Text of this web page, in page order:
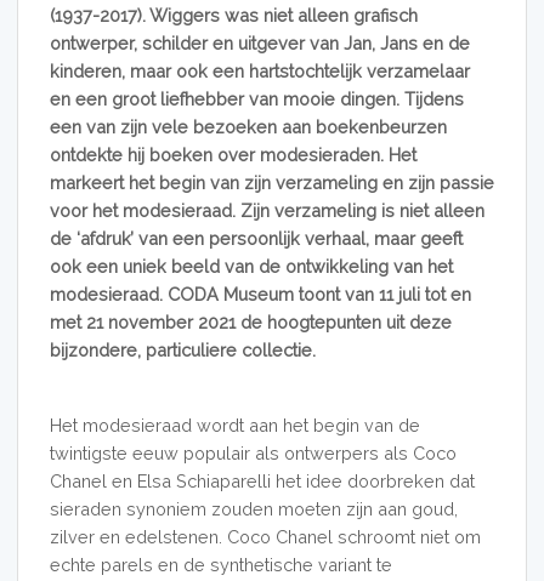
(1937-2017). Wiggers was niet alleen grafisch
ontwerper, schilder en uitgever van Jan, Jans en de
kinderen, maar ook een hartstochtelijk verzamelaar
en een groot liefhebber van mooie dingen. Tijdens
een van zijn vele bezoeken aan boekenbeurzen
ontdekte hij boeken over modesieraden. Het
markeert het begin van zijn verzameling en zijn passie
voor het modesieraad. Zijn verzameling is niet alleen
de ‘afdruk’ van een persoonlijk verhaal, maar geeft
ook een uniek beeld van de ontwikkeling van het
modesieraad. CODA Museum toont van 11 juli tot en
met 21 november 2021 de hoogtepunten uit deze
bijzondere, particuliere collectie.
Het modesieraad wordt aan het begin van de
twintigste eeuw populair als ontwerpers als Coco
Chanel en Elsa Schiaparelli het idee doorbreken dat
sieraden synoniem zouden moeten zijn aan goud,
zilver en edelstenen. Coco Chanel schroomt niet om
echte parels en de synthetische variant te